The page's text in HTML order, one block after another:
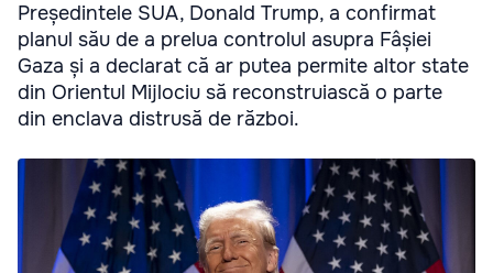
Președintele SUA, Donald Trump, a confirmat
planul său de a prelua controlul asupra Fâșiei
Gaza și a declarat că ar putea permite altor state
din Orientul Mijlociu să reconstruiască o parte
din enclava distrusă de război.